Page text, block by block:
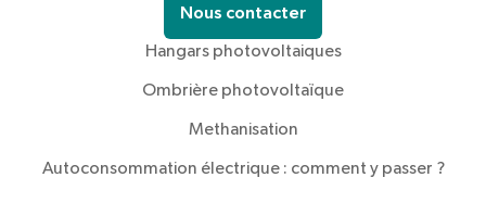
Nous contacter
Hangars photovoltaiques
Ombrière photovoltaïque
Methanisation
Autoconsommation électrique : comment y passer ?